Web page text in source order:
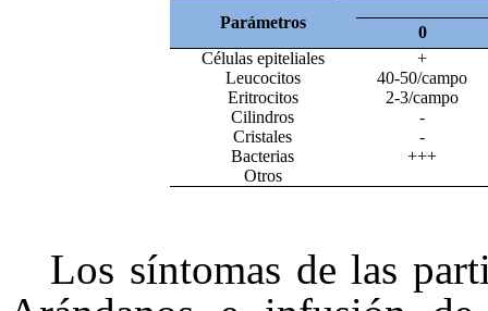
Parámetros
0
Células epiteliales
+
Leucocitos
40-50/campo
Eritrocitos
2-3/campo
Cilindros
-
Cristales
-
Bacterias
+++
Otros
Los síntomas de las